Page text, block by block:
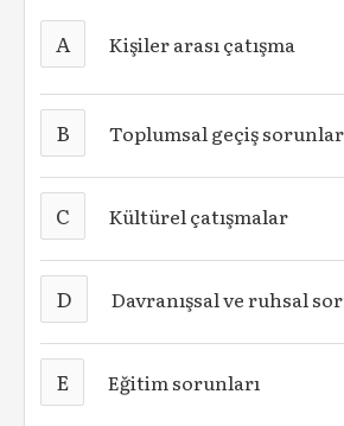
A Kişiler arası çatışma
B Toplumsal geçiş
C Kültürel çatışmalar
D Davranışsal ve ruhsal
E Eğitim sorunları